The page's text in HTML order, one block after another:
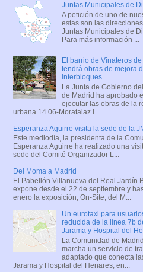
Juntas Municipales de
A petición de uno de
estas son las
Juntas Municipales de
Para más información ...
El barrio de Vinateros
tendrá obras de mejora
interbloques
La Junta de Gobierno
de Madrid ha aprobado
ejecutar las obras de la
urbana 14.06-Moratalaz I...
Esperanza Aguirre visita la sede de la
Este mediodía, la presidenta de la
Esperanza Aguirre ha realizado una
sede del Comité Organizador L...
Del Moma a Madrid
El Pabellón Villanueva del Real Jardín
expone desde el 22 de septiembre y
enero la exposición, On-Site, del M...
Un eurotaxi para
reducida de la línea 7b
Jarama y Hospital del
La Comunidad de
marcha un servicio de
adaptado que conecta
Jarama y Hospital del Henares, en...